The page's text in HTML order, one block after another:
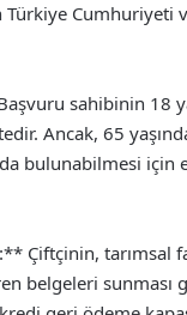
Cumhuriyeti
sahibinin 18
Ancak, 65
bulunabilmesi için
Çiftçinin, tarımsal
belgeleri sunması